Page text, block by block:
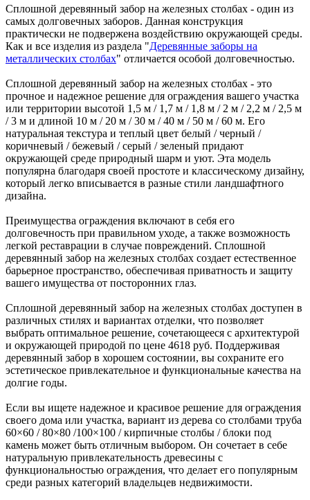
Сплошной деревянный забор на железных столбах - один из
самых долговечных заборов. Данная конструкция
практически не подвержена воздействию окружающей среды.
Как и все изделия из раздела "Деревянные заборы на
металлических столбах" отличается особой долговечностью.
Сплошной деревянный забор на железных столбах - это
прочное и надежное решение для ограждения вашего участка
или территории высотой 1,5 м / 1,7 м / 1,8 м / 2 м / 2,2 м / 2,5 м
/ 3 м и длиной 10 м / 20 м / 30 м / 40 м / 50 м / 60 м. Его
натуральная текстура и теплый цвет белый / черный /
коричневый / бежевый / серый / зеленый придают
окружающей среде природный шарм и уют. Эта модель
популярна благодаря своей простоте и классическому дизайну,
который легко вписывается в разные стили ландшафтного
дизайна.
Преимущества ограждения включают в себя его
долговечность при правильном уходе, а также возможность
легкой реставрации в случае повреждений. Сплошной
деревянный забор на железных столбах создает естественное
барьерное пространство, обеспечивая приватность и защиту
вашего имущества от посторонних глаз.
Сплошной деревянный забор на железных столбах доступен в
различных стилях и вариантах отделки, что позволяет
выбрать оптимальное решение, сочетающееся с архитектурой
и окружающей природой по цене 4618 руб. Поддерживая
деревянный забор в хорошем состоянии, вы сохраните его
эстетическое привлекательное и функциональные качества на
долгие годы.
Если вы ищете надежное и красивое решение для ограждения
своего дома или участка, вариант из дерева со столбами труба
60×60 / 80×80 /100×100 / кирпичные столбы / блоки под
камень может быть отличным выбором. Он сочетает в себе
натуральную привлекательность древесины с
функциональностью ограждения, что делает его популярным
среди разных категорий владельцев недвижимости.